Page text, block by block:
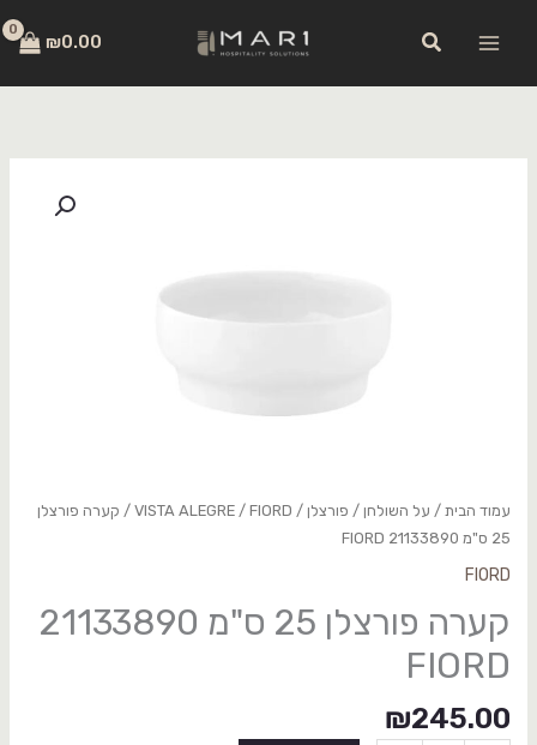
חיפוש ₪0.00
עמוד הבית/ על השולחן / פורצלן /
VISTA ALEGRE /FIORD
/ קערה פורצלן
25 ס"מ 21133890 FIORD
FIORD
קערה פורצלן 25 ס"מ 21133890
FIORD
₪245.00